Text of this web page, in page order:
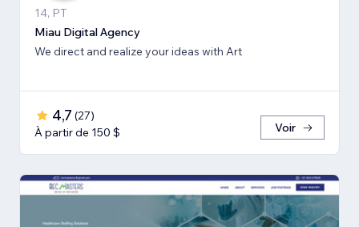
14, PT
Miau Digital Agency
We direct and realize your ideas with Art
4,7 (27)
À partir de 150 $
Voir